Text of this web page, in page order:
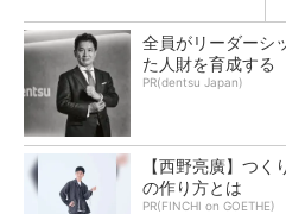
全員がリーダーシ
た人財を育成する
PR(dentsu Japan)
【西野亮廣】つ
の作り方とは
PR(FINCHI on GOETHE)